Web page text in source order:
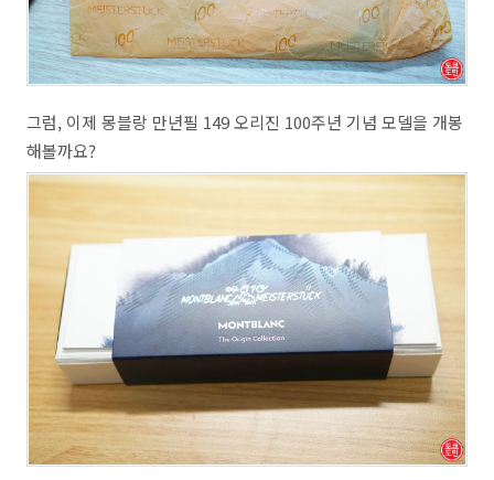
그럼, 이제 몽블랑 만년필 149 오리진 100주년 기념 모델을 개봉
해볼까요?